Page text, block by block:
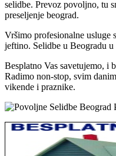
selidbe. Prevoz povoljno, tu
preseljenje beograd.
Vršimo profesionalne usluge
jeftino. Selidbe u Beogradu
Besplatno Vas savetujemo, i
Radimo non-stop, svim
vikende i praznike.